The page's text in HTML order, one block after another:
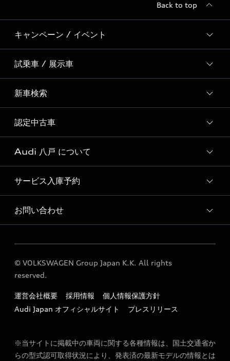
Back to top
キャンペーン / イベント
全国統一イベント
ディーラー独自イベント
試乗車 / 展示車
試乗予約
試乗車・展示車一覧
新車検索
新車検索
認定中古車
Audi認定中古車検索
Audi 八戸 について
Audi 八戸 店舗情報
Audi 八戸 認定中古車コーナー
Audi 八戸 運営会社概要
プレミアムチャージングアライアンス(PCA)専用急速充電器に
ついて
サービス入庫予約
Audi 八戸 サービス入庫予約
お問い合わせ
各種お問い合わせ
© VOLKSWAGEN Group Japan K.K. All rights
reserved.
運営会社概要 採用情報
個人情報保護方針
Audi Japan オフィシャルサイト
プレスリリース
※当サイトに掲載中の車両に関する各種情報は、国土交通省か
らの型式認可取得状況により、発表済の最新モデルの情報とは